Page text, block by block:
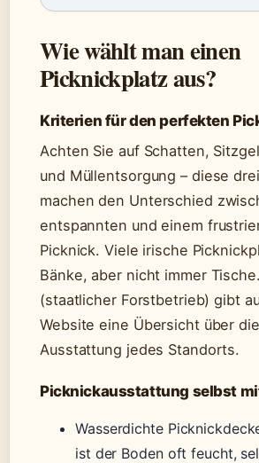
Wie wählt man einen
Picknickplatz aus?
Kriterien für den perfekten
Achten Sie auf Schatten,
und Müllentsorgung – diese
machen den Unterschied
entspannten und einem
Picknick. Viele irische
Bänke, aber nicht immer
(staatlicher Forstbetrieb) gibt
Website eine Übersicht über die
Ausstattung jedes Standorts.
Picknickausstattung selbst
Wasserdichte
ist der Boden oft feucht,